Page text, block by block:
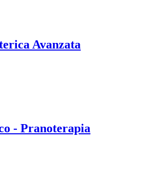
Avanzata
- Pranoterapia